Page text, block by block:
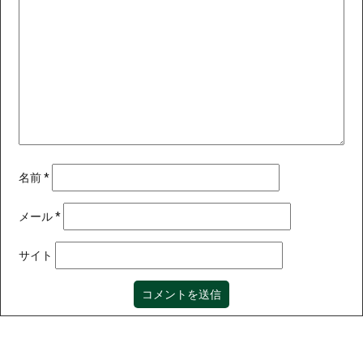
名前*
メール*
サイト